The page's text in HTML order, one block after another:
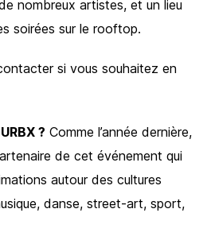
nombreux artistes, et un lieu
soirées sur le rooftop.
si vous souhaitez en
? Comme l’année dernière,
de cet événement qui
autour des cultures
danse, street-art, sport,